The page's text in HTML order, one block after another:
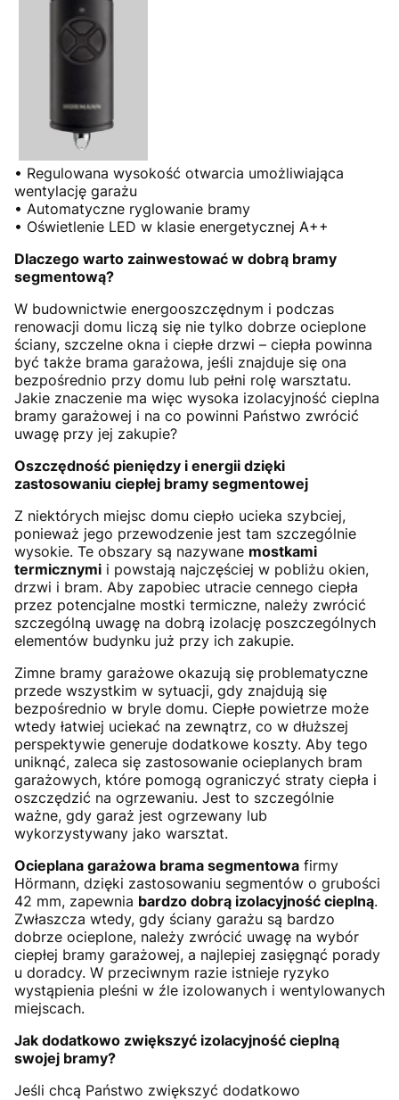
• Regulowana wysokość otwarcia umożliwiająca
wentylację garażu
• Automatyczne ryglowanie bramy
• Oświetlenie LED w klasie energetycznej A++
Dlaczego warto zainwestować w dobrą bramy
segmentową?
W budownictwie energooszczędnym i podczas
renowacji domu liczą się nie tylko dobrze ocieplone
ściany, szczelne okna i ciepłe drzwi – ciepła powinna
być także brama garażowa, jeśli znajduje się ona
bezpośrednio przy domu lub pełni rolę warsztatu.
Jakie znaczenie ma więc wysoka izolacyjność cieplna
bramy garażowej i na co powinni Państwo zwrócić
uwagę przy jej zakupie?
Oszczędność pieniędzy i energii dzięki
zastosowaniu ciepłej bramy segmentowej
Z niektórych miejsc domu ciepło ucieka szybciej,
ponieważ jego przewodzenie jest tam szczególnie
wysokie. Te obszary są nazywane mostkami
termicznymi i powstają najczęściej w pobliżu okien,
drzwi i bram. Aby zapobiec utracie cennego ciepła
przez potencjalne mostki termiczne, należy zwrócić
szczególną uwagę na dobrą izolację poszczególnych
elementów budynku już przy ich zakupie.
Zimne bramy garażowe okazują się problematyczne
przede wszystkim w sytuacji, gdy znajdują się
bezpośrednio w bryle domu. Ciepłe powietrze może
wtedy łatwiej uciekać na zewnątrz, co w dłuższej
perspektywie generuje dodatkowe koszty. Aby tego
uniknąć, zaleca się zastosowanie ocieplanych bram
garażowych, które pomogą ograniczyć straty ciepła i
oszczędzić na ogrzewaniu. Jest to szczególnie
ważne, gdy garaż jest ogrzewany lub
wykorzystywany jako warsztat.
Ocieplana garażowa brama segmentowa firmy
Hörmann, dzięki zastosowaniu segmentów o grubości
42 mm, zapewnia bardzo dobrą izolacyjność cieplną.
Zwłaszcza wtedy, gdy ściany garażu są bardzo
dobrze ocieplone, należy zwrócić uwagę na wybór
ciepłej bramy garażowej, a najlepiej zasięgnąć porady
u doradcy. W przeciwnym razie istnieje ryzyko
wystąpienia pleśni w źle izolowanych i wentylowanych
miejscach.
Jak dodatkowo zwiększyć izolacyjność cieplną
swojej bramy?
Jeśli chcą Państwo zwiększyć dodatkowo